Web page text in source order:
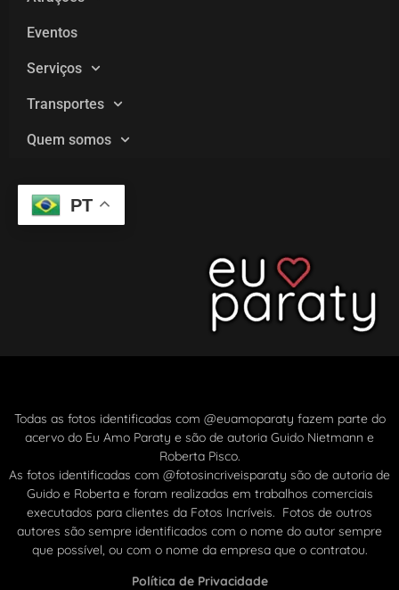
Eventos
Serviços
Transportes
Quem somos
PT
Todas as fotos identificadas com @euamoparaty fazem parte do
acervo do Eu Amo Paraty e são de autoria Guido Nietmann e
Roberta Pisco.
As fotos identificadas com @fotosincriveisparaty são de autoria de
Guido e Roberta e foram realizadas em trabalhos comerciais
executados para clientes da Fotos Incríveis. Fotos de outros
autores são sempre identificados com o nome do autor sempre
que possível, ou com o nome da empresa que o contratou.
Política de Privacidade